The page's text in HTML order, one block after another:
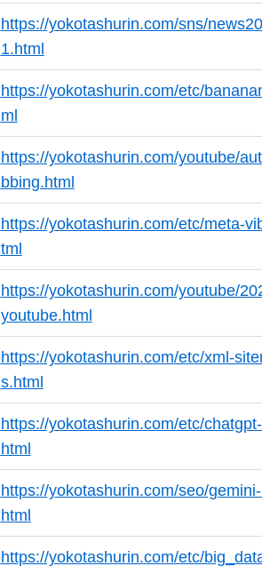
https://yokotashurin.com/sns/
1.html
https://yokotashurin.com/etc/
ml
https://yokotashurin.com/youtube/
bbing.html
https://yokotashurin.com/etc/meta-
tml
https://yokotashurin.com/youtube/
youtube.html
https://yokotashurin.com/etc/xml-
s.html
https://yokotashurin.com/etc/
html
https://yokotashurin.com/seo/
html
https://yokotashurin.com/etc/